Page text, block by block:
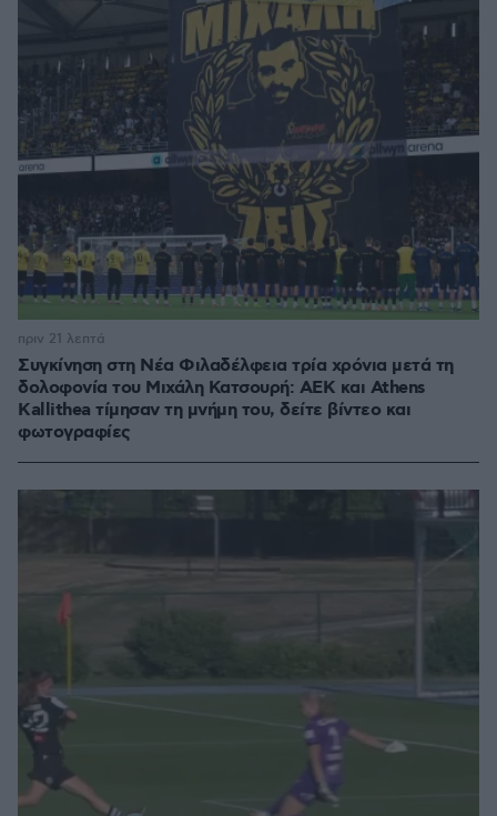
Συγκίνηση στη Νέα Φιλαδέλφεια τρία χρόνια μετά τη
δολοφονία του Μιχάλη Κατσουρή: ΑΕΚ και Athens
Kallithea τίμησαν τη μνήμη του, δείτε βίντεο και
φωτογραφίες
πριν 21 λεπτά